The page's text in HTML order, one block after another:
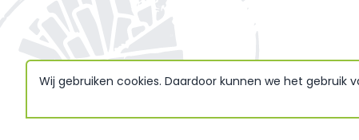
Wij gebruiken cookies. Daardoor kunnen we het gebruik